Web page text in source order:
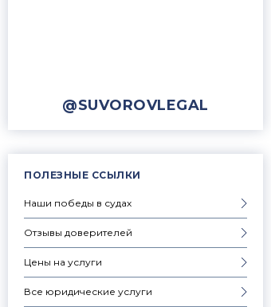
@SUVOROVLEGAL
ПОЛЕЗНЫЕ ССЫЛКИ
Наши победы в судах
Отзывы доверителей
Цены на услуги
Все юридические услуги